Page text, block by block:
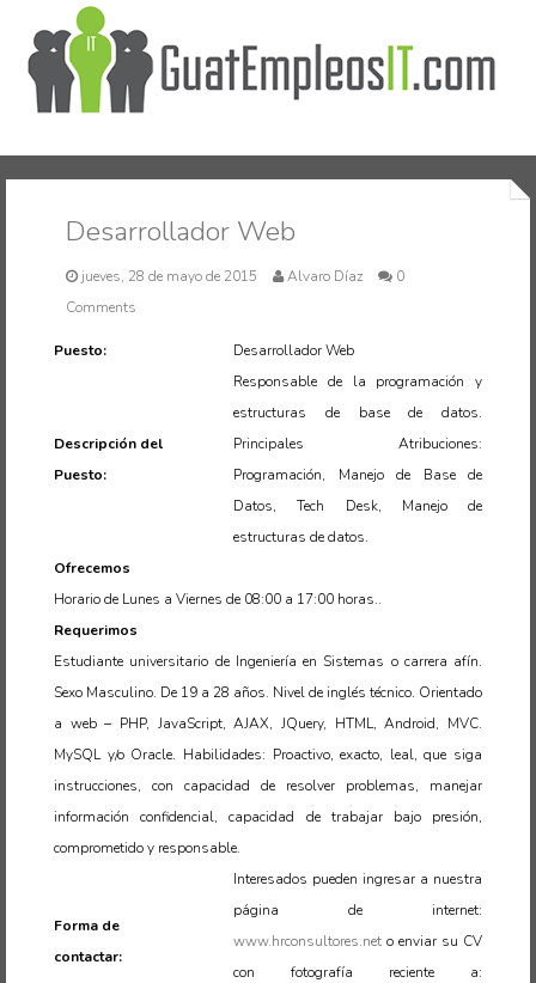
Inicio
Desarrollador Web
jueves, 28 de mayo de 2015 Alvaro Díaz
0
Comments
Puesto: Desarrollador Web
Descripción del
Puesto:
Responsable de la programación y
estructuras de base de datos.
Principales Atribuciones:
Programación, Manejo de Base de
Datos, Tech Desk, Manejo de
estructuras de datos.
Ofrecemos
Horario de Lunes a Viernes de 08:00 a 17:00 horas..
Requerimos
Estudiante universitario de Ingeniería en Sistemas o carrera afín.
Sexo Masculino. De 19 a 28 años. Nivel de inglés técnico. Orientado
a web – PHP, JavaScript, AJAX, JQuery, HTML, Android, MVC.
MySQL y/o Oracle. Habilidades: Proactivo, exacto, leal, que siga
instrucciones, con capacidad de resolver problemas, manejar
información confidencial, capacidad de trabajar bajo presión,
comprometido y responsable.
Forma de
contactar:
Interesados pueden ingresar a nuestra
página de internet:
www.hrconsultores.net o enviar su CV
con fotografía reciente a: